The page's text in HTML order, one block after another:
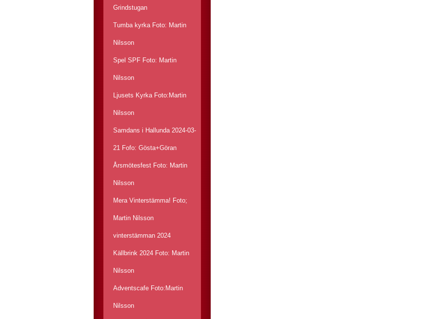
Grindstugan
Tumba kyrka Foto: Martin
Nilsson
Spel SPF Foto: Martin
Nilsson
Ljusets Kyrka Foto:Martin
Nilsson
Samdans i Hallunda 2024-03-
21 Fofo: Gösta+Göran
Årsmötesfest Foto: Martin
Nilsson
Mera Vinterstämma! Foto;
Martin Nilsson
vinterstämman 2024
Källbrink 2024 Foto: Martin
Nilsson
Adventscafe Foto:Martin
Nilsson